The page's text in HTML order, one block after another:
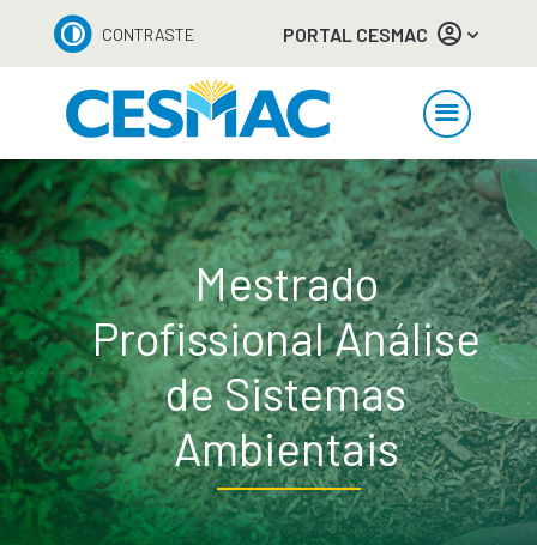
CONTRASTE PORTAL CESMAC
Mestrado
Profissional Análise
de Sistemas
Ambientais